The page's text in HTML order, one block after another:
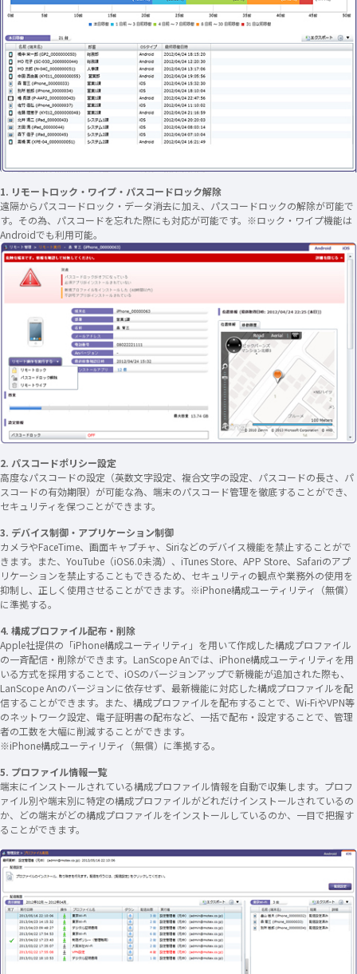
1. リモートロック・ワイプ・パスコードロック解除
遠隔からパスコードロック・データ消去に加え、パスコードロックの解除が可能で
す。その為、パスコードを忘れた際にも対応が可能です。※ロック・ワイプ機能は
Androidでも利用可能。
2. パスコードポリシー設定
高度なパスコードの設定（英数文字設定、複合文字の設定、パスコードの長さ、パ
スコードの有効期限）が可能な為、端末のパスコード管理を徹底することができ、
セキュリティを保つことができます。
3. デバイス制御・アプリケーション制御
カメラやFaceTime、画面キャプチャ、Siriなどのデバイス機能を禁止することがで
きます。また、YouTube（iOS6.0未満）、iTunes Store、APP Store、Safariのアプ
リケーションを禁止することもできるため、セキュリティの観点や業務外の使用を
抑制し、正しく使用させることができます。※iPhone構成ユーティリティ（無償）
に準拠する。
4. 構成プロファイル配布・削除
Apple社提供の「iPhone構成ユーティリティ」を用いて作成した構成プロファイル
の一斉配信・削除ができます。LanScope Anでは、iPhone構成ユーティリティを用
いる方式を採用することで、iOSのバージョンアップで新機能が追加された際も、
LanScope Anのバージョンに依存せず、最新機能に対応した構成プロファイルを配
信することができます。また、構成プロファイルを配布することで、Wi-FiやVPN等
のネットワーク設定、電子証明書の配布など、一括で配布・設定することで、管理
者の工数を大幅に削減することができます。
※iPhone構成ユーティリティ（無償）に準拠する。
5. プロファイル情報一覧
端末にインストールされている構成プロファイル情報を自動で収集します。プロフ
ァイル別や端末別に特定の構成プロファイルがどれだけインストールされているの
か、どの端末がどの構成プロファイルをインストールしているのか、一目で把握す
ることができます。